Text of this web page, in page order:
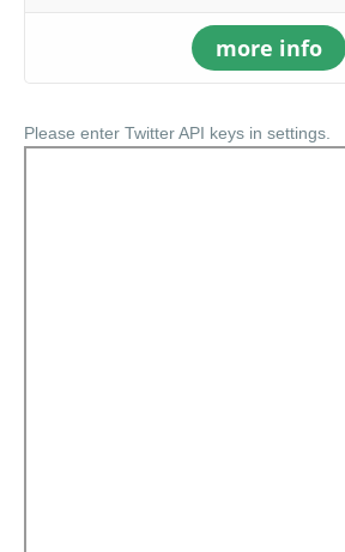
more info
Please enter Twitter API keys in settings.